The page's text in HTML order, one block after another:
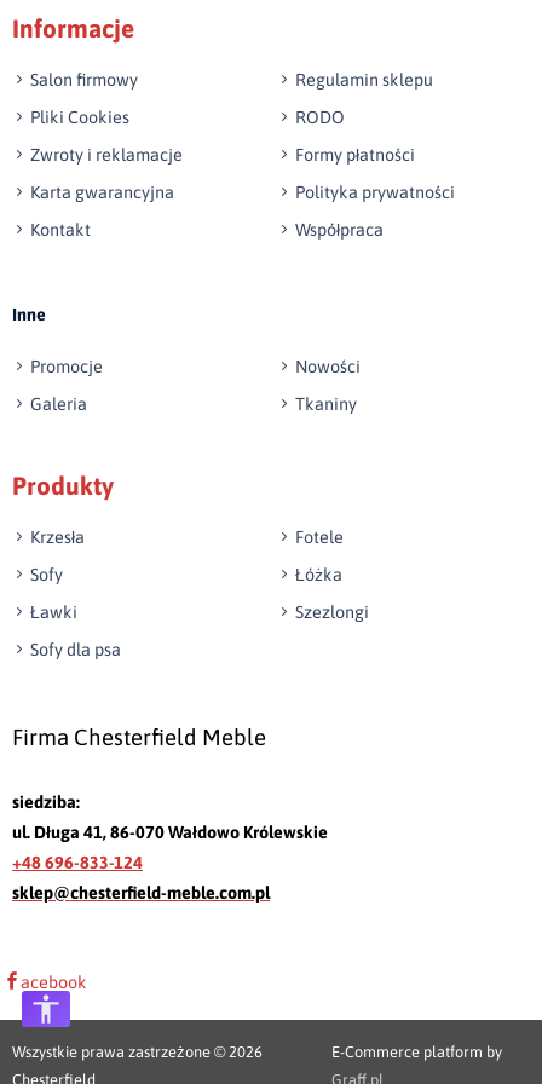
Wyślij opinię
Informacje
Salon firmowy
Regulamin sklepu
Pliki Cookies
RODO
Zwroty i reklamacje
Formy płatności
Karta gwarancyjna
Polityka prywatności
Kontakt
Współpraca
Inne
Promocje
Nowości
Galeria
Tkaniny
Produkty
Krzesła
Fotele
Sofy
Łóżka
Ławki
Szezlongi
Sofy dla psa
Firma Chesterfield Meble
siedziba:
ul. Długa 41, 86-070 Wałdowo Królewskie
+48 696-833-124
sklep@chesterfield-meble.com.pl
acebook
Wszystkie prawa zastrzeżone © 2026
Chesterfield
E-Commerce platform by
Graff.pl